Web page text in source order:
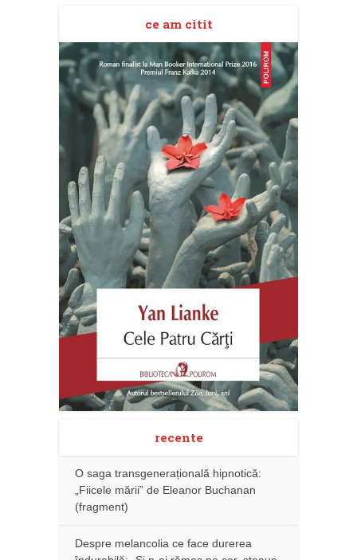
ce am citit
recente
O saga transgenerațională hipnotică:
„Fiicele mării” de Eleanor Buchanan
(fragment)
Despre melancolia ce face durerea